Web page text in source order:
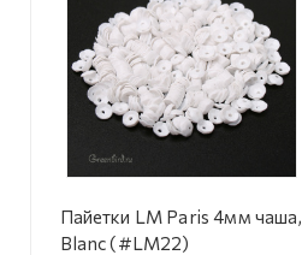
Пайетки LM Paris 4мм чаша,
Blanc (#LM22)